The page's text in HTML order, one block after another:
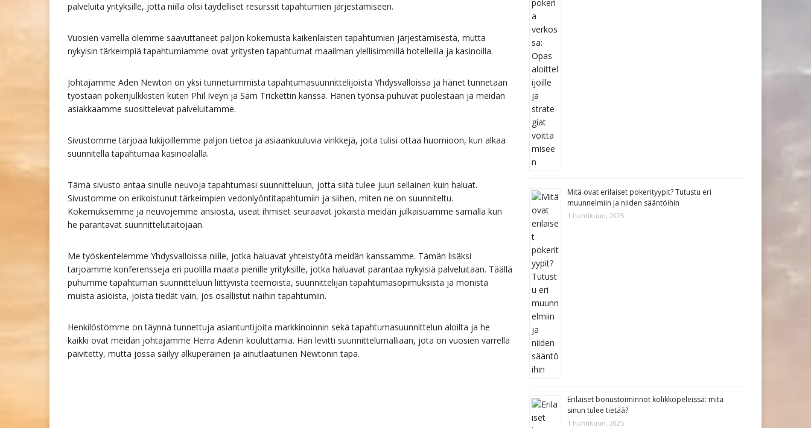
palveluita yrityksille, jotta niillä olisi täydelliset resurssit tapahtumien järjestämiseen.
Vuosien varrella olemme saavuttaneet paljon kokemusta kaikenlaisten tapahtumien järjestämisestä, mutta
nykyisin tärkeimpiä tapahtumiamme ovat yritysten tapahtumat maailman ylellisimmillä hotelleilla ja kasinoilla.
Johtajamme Aden Newton on yksi tunnetuimmista tapahtumasuunnittelijoista Yhdysvalloissa ja hänet tunnetaan
työstään pokerijulkkisten kuten Phil Iveyn ja Sam Trickettin kanssa. Hänen työnsä puhuvat puolestaan ja meidän
asiakkaamme suosittelevat palveluitamme.
Sivustomme tarjoaa lukijoillemme paljon tietoa ja asiaankuuluvia vinkkejä, joita tulisi ottaa huomioon, kun alkaa
suunnitella tapahtumaa kasinoalalla.
Tämä sivusto antaa sinulle neuvoja tapahtumasi suunnitteluun, jotta siitä tulee juuri sellainen kuin haluat.
Sivustomme on erikoistunut tärkeimpien vedonlyöntitapahtumiin ja siihen, miten ne on suunniteltu.
Kokemuksemme ja neuvojemme ansiosta, useat ihmiset seuraavat jokaista meidän julkaisuamme samalla kun
he parantavat suunnittelutaitojaan.
Me työskentelemme Yhdysvalloissa niille, jotka haluavat yhteistyötä meidän kanssamme. Tämän lisäksi
tarjoamme konferensseja eri puolilla maata pienille yrityksille, jotka haluavat parantaa nykyisiä palveluitaan. Täällä
puhumme tapahtuman suunnitteluun liittyvistä teemoista, suunnittelijan tapahtumasopimuksista ja monista
muista asioista, joista tiedät vain, jos osallistut näihin tapahtumiin.
Henkilöstömme on täynnä tunnettuja asiantuntijoita markkinoinnin sekä tapahtumasuunnittelun aloilta ja he
kaikki ovat meidän johtajamme Herra Adenin kouluttamia. Hän levitti suunnittelumalliaan, jota on vuosien varrella
päivitetty, mutta jossa säilyy alkuperäinen ja ainutlaatuinen Newtonin tapa.
Mitä ovat erilaiset pokerityypit? Tutustu eri
muunnelmiin ja niiden sääntöihin
1 huhtikuun, 2025
Erilaiset bonustoiminnot kolikkopeleissä: mitä
sinun tulee tietää?
1 huhtikuun, 2025